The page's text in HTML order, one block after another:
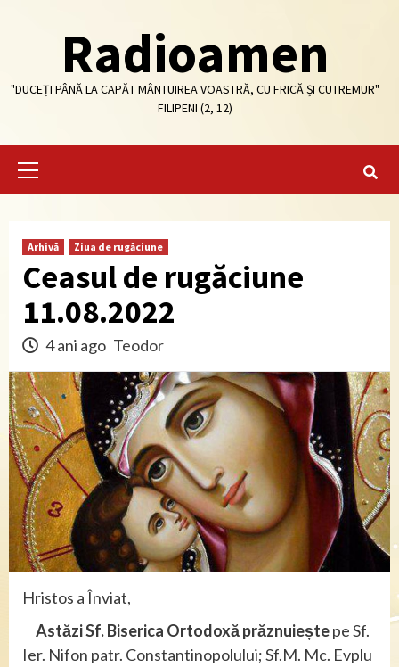
Radioamen
"DUCEȚI PÂNĂ LA CAPĂT MÂNTUIREA VOASTRĂ, CU FRICĂ ȘI CUTREMUR"
FILIPENI (2, 12)
Primary
Arhivă Ziua de rugăciune
Ceasul de rugăciune
11.08.2022
4 ani ago Teodor
Hristos a Înviat,
Astăzi Sf. Biserica Ortodoxă prăznuieștepe Sf.
Ier. Nifon patr. Constantinopolului; Sf.M. Mc. Evplu